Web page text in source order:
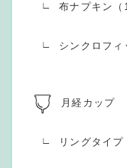
布ナプキン（
シンクロフィ
月経カップ
リングタイプ